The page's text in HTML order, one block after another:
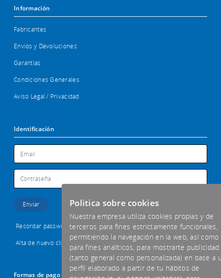
Información
Fabricantes
Envios y Devoluciones
Garantias
Condiciones Generales
Aviso Legal / Privacidad
Identificación
Recordar password
Alta de nuevo cliente
Formas de pago aceptadas
Politica sobre cookies
Nuestra empresa utiliza cookies propias y de
terceros para fines estrictamente funcionales,
permitiendo la navegación en la web, así como
para fines analíticos, para mostrarte publicidad
(tanto general como personalizada) en base a
perfil elaborado a partir de tu hábitos de